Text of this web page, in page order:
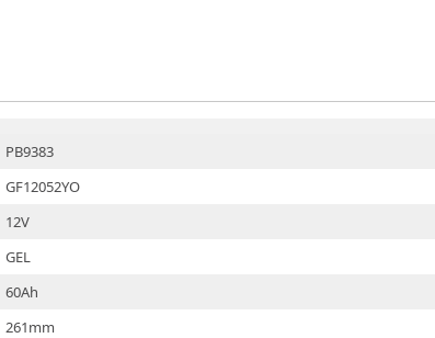
PB9383
GF12052YO
12V
GEL
60Ah
261mm